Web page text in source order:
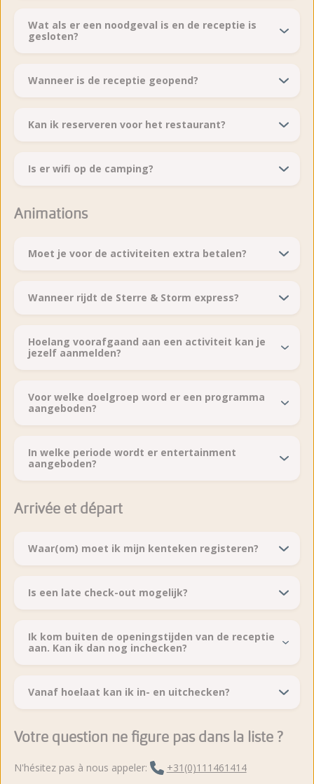
Wat als er een noodgeval is en de receptie is
gesloten?
Wanneer is de receptie geopend?
Kan ik reserveren voor het restaurant?
Is er wifi op de camping?
Animations
Moet je voor de activiteiten extra betalen?
Wanneer rijdt de Sterre & Storm express?
Hoelang voorafgaand aan een activiteit kan je
jezelf aanmelden?
Voor welke doelgroep word er een programma
aangeboden?
In welke periode wordt er entertainment
aangeboden?
Arrivée et départ
Waar(om) moet ik mijn kenteken registeren?
Is een late check-out mogelijk?
Ik kom buiten de openingstijden van de receptie
aan. Kan ik dan nog inchecken?
Vanaf hoelaat kan ik in- en uitchecken?
Votre question ne figure pas dans la liste ?
N'hésitez pas à nous appeler: +31(0)111461414